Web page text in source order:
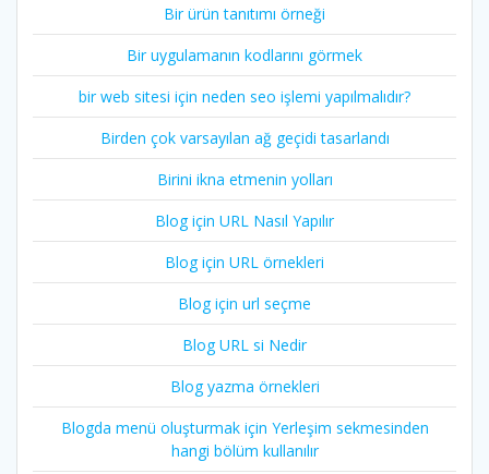
Bir ürün tanıtımı örneği
Bir uygulamanın kodlarını görmek
bir web sitesi için neden seo işlemi yapılmalıdır?
Birden çok varsayılan ağ geçidi tasarlandı
Birini ikna etmenin yolları
Blog için URL Nasıl Yapılır
Blog için URL örnekleri
Blog için url seçme
Blog URL si Nedir
Blog yazma örnekleri
Blogda menü oluşturmak için Yerleşim sekmesinden
hangi bölüm kullanılır